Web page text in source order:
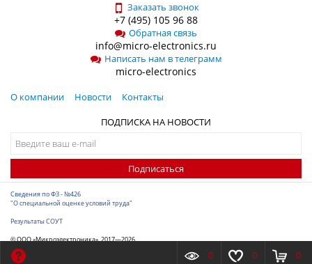
Заказать звонок
+7 (495) 105 96 88
Обратная связь
info@micro-electronics.ru
Написать нам в телеграмм
micro-electronics
О компании Новости
Контакты
ПОДПИСКА НА НОВОСТИ
Подписаться
Сведения по ФЗ - №426
"О специальной оценке условий труда"
Результаты СОУТ
© ООО «Микроэлектроника», 2017—2026
Разработка сайта
0 0 0